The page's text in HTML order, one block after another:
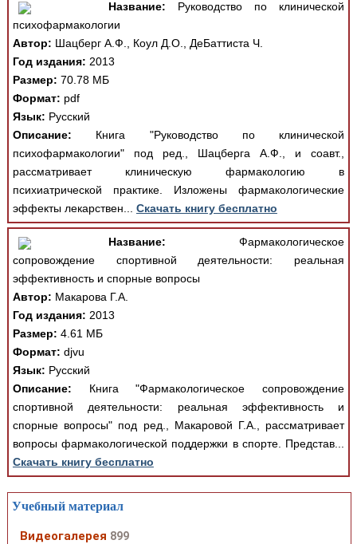
Название: Руководство по клинической
психофармакологии
Автор: Шацберг А.Ф., Коул Д.О., ДеБаттиста Ч.
Год издания: 2013
Размер: 70.78 МБ
Формат: pdf
Язык: Русский
Описание: Книга "Руководство по клинической
психофармакологии" под ред., Шацберга А.Ф., и соавт.,
рассматривает клиническую фармакологию в
психиатрической практике. Изложены фармакологические
эффекты лекарствен... Скачать книгу бесплатно
Название: Фармакологическое
сопровождение спортивной деятельности: реальная
эффективность и спорные вопросы
Автор: Макарова Г.А.
Год издания: 2013
Размер: 4.61 МБ
Формат: djvu
Язык: Русский
Описание: Книга "Фармакологическое сопровождение
спортивной деятельности: реальная эффективность и
спорные вопросы" под ред., Макаровой Г.А., рассматривает
вопросы фармакологической поддержки в спорте. Представ...
Скачать книгу бесплатно
Учебный материал
Видеогалерея 899